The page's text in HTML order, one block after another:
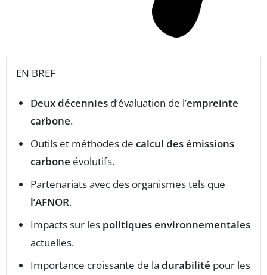
EN BREF
Deux décennies d’évaluation de l’empreinte
carbone.
Outils et méthodes de calcul des émissions
carbone évolutifs.
Partenariats avec des organismes tels que
l’AFNOR.
Impacts sur les politiques environnementales
actuelles.
Importance croissante de la durabilité pour les